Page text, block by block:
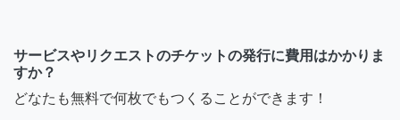
サービスやリクエストのチケットの発行に費用はかかりま
すか？
どなたも無料で何枚でもつくることができます！